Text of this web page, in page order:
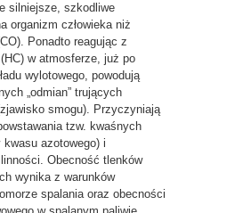
silniejsze, szkodliwe
organizm człowieka niż
Ponadto reagując z
w atmosferze, już po
wylotowego, powodują
„odmian” trujących
smogu). Przyczyniają
tzw. kwaśnych
azotowego) i
Obecność tlenków
wynika z warunków
spalania oraz obecności